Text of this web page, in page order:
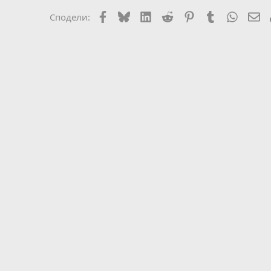
Сподели: Facebook
BlueskyLinkedIn
Reddit PinterestTumblr